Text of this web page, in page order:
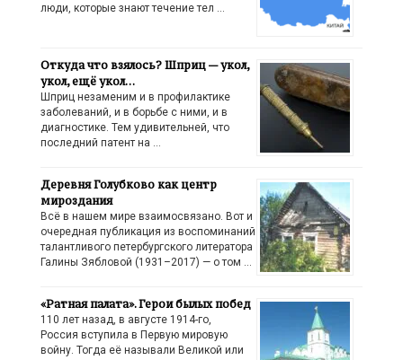
люди, которые знают течение тел …
Откуда что взялось? Шприц — укол,
укол, ещё укол…
Шприц незаменим и в профилактике
заболеваний, и в борьбе с ними, и в
диагностике. Тем удивительней, что
последний патент на …
Деревня Голубково как центр
мироздания
Всё в нашем мире взаимосвязано. Вот и
очередная публикация из воспоминаний
талантливого петербургского литератора
Галины Зябловой (1931–2017) — о том …
«Ратная палата». Герои былых побед
110 лет назад, в августе 1914-го,
Россия вступила в Первую мировую
войну. Тогда её называли Великой или